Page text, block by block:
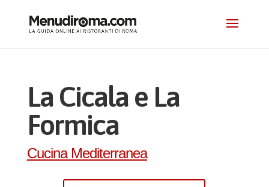
La Cicala e La
Formica
Cucina Mediterranea